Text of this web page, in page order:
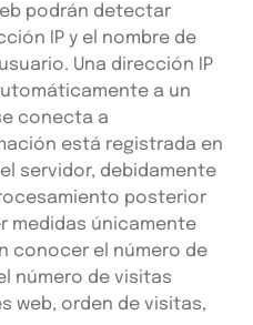
podrán detectar
IP y el nombre de
Una dirección IP
a un
conecta a
está registrada en
servidor, debidamente
posterior
medidas únicamente
conocer el número de
número de visitas
web, orden de visitas,